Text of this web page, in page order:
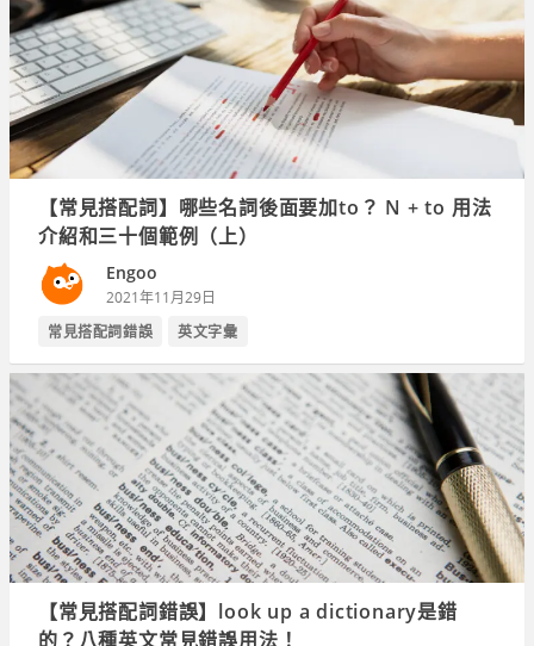
【常見搭配詞】哪些名詞後面要加to？ N + to 用法
介紹和三十個範例（上）
Engoo
2021年11月29日
常見搭配詞錯誤
英文字彙
【常見搭配詞錯誤】look up a dictionary是錯
的？八種英文常見錯誤用法！